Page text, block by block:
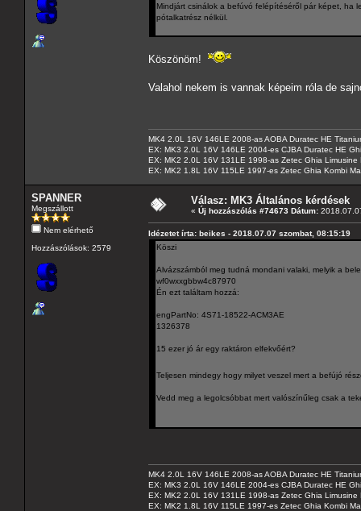
Mindjárt csinálok a befúvó felépítéséről pár képet, ha
pótalkatrész nélkül.
Köszönöm!
Valahol nekem is vannak képeim róla de
MK4 2.0L 16V 146LE 2008-as AOBA Duratec HE
EX: MK3 2.0L 16V 146LE 2004-es CJBA Duratec HE
EX: MK2 2.0L 16V 131LE 1998-as Zetec Ghia Limusine
EX: MK2 1.8L 16V 115LE 1997-es Zetec Ghia Kombi
SPANNER
Megszállott
Nem elérhető
Hozzászólások: 2579
Válasz: MK3 Általános kérdések
« Új hozzászólás #74673 Dátum:
Idézetet írta: beikes - 2018.07.07 szombat, 08:15:19
Köszi
Alvázszámból meg tudná mondani valaki, melyik a
wf0wxxgbbw4c87970
Én ezt találtam hozzá:
engPartNo: 4S71-18522-ACM3AE
1326378
15 ezer jó ár egy raktáron elfekvőért?
Teljesen mindegy hogy milyet veszel mert a befújó
Vedd meg a legolcsóbbat mert valószínűleg csak a
MK4 2.0L 16V 146LE 2008-as AOBA Duratec HE
EX: MK3 2.0L 16V 146LE 2004-es CJBA Duratec HE
EX: MK2 2.0L 16V 131LE 1998-as Zetec Ghia Limusine
EX: MK2 1.8L 16V 115LE 1997-es Zetec Ghia Kombi